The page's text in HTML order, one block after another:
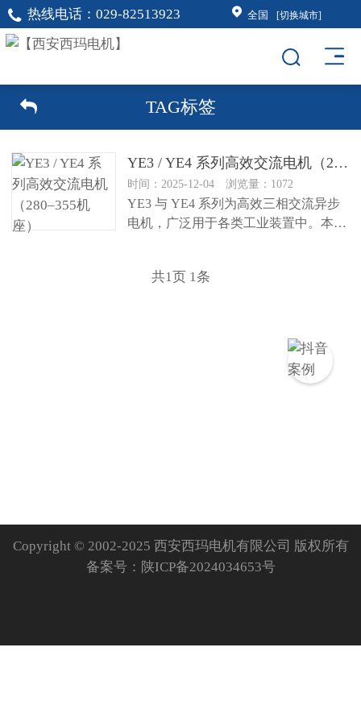
热线电话： 029-82513923 全国 [切换城市]
TAG标签
YE3 / YE4 系列高效交流电机（280–355机座）
时间：2025-12-04 浏览量：1072
YE3 与 YE4 系列为高效三相交流异步
电机，广泛用于各类工业装置中。本文
共1页 1条
Copyright © 2002-2025 西安西玛电机有限公司 版权所有
备案号： 陕ICP备2024034653号